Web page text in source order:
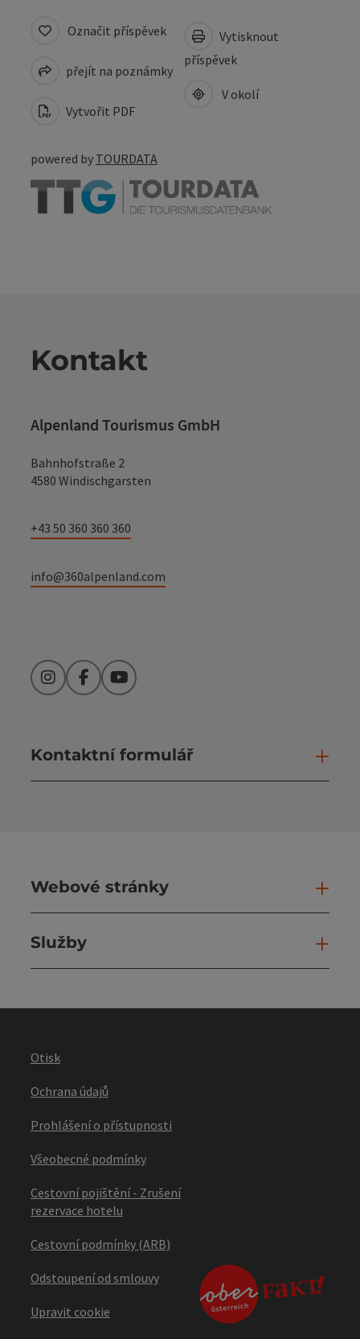
Označit příspěvek
přejít na poznámky
Vytvořit PDF
Vytisknout
příspěvek
V okolí
powered by TOURDATA
Kontakt
Alpenland Tourismus GmbH
Bahnhofstraße 2
4580 Windischgarsten
+43 50 360 360 360
info@360alpenland.com
InstagramFacebookYouTube
Kontaktní formulář
Webové stránky
Služby
Otisk
Ochrana údajů
Prohlášení o přístupnosti
Všeobecné podmínky
Cestovní pojištění - Zrušení
rezervace hotelu
Cestovní podmínky (ARB)
Odstoupení od smlouvy
Upravit cookie